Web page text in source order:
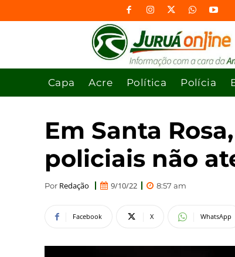
Capa Acre Política Polícia
Em Santa
policiais não
Por Redação 9/10/22 8:57 am
Facebook X WhatsApp